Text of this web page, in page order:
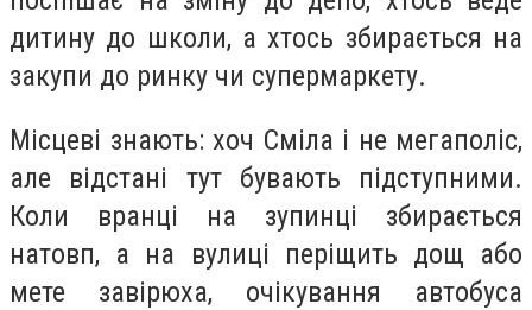
дитину до школи, а хтось збирається на
закупи до ринку чи супермаркету.
Місцеві знають: хоч Сміла і не мегаполіс,
але відстані тут бувають підступними.
Коли вранці на зупинці збирається
натовп, а на вулиці періщить дощ або
мете завірюха, очікування автобуса